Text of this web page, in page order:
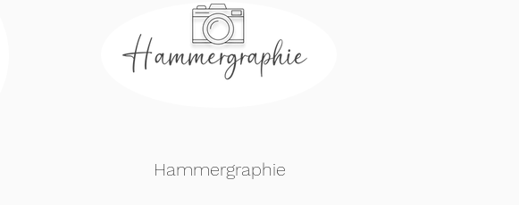
Hammergraphie